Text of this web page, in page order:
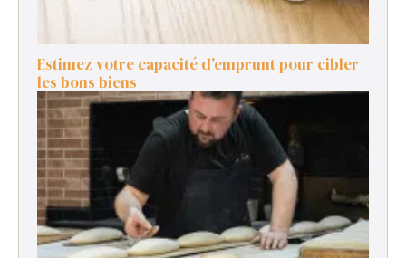
Estimez votre capacité d’emprunt pour cibler
les bons biens